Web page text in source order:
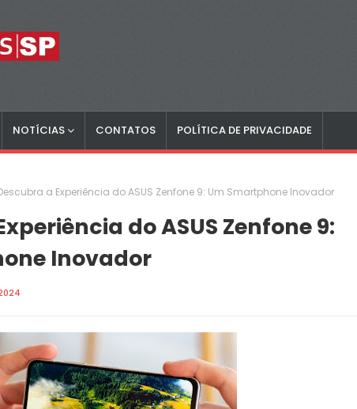
NOTÍCIAS CONTATOS POLÍTICA DE PRIVACIDADE
a Experiência do ASUS Zenfone 9: Um Smartphone Inovador
do ASUS Zenfone 9:
Inovador